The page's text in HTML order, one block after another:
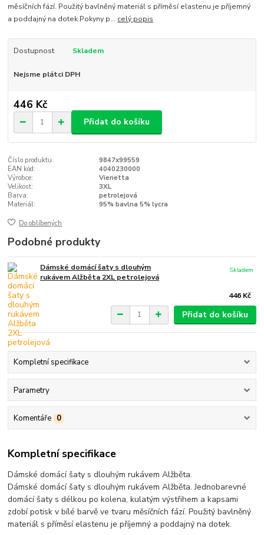
měsíčních fází. Použitý bavlněný materiál s příměsí elastenu je příjemný
a poddajný na dotek.Pokyny p... celý popis
Dostupnost Skladem
Nejsme plátci DPH
446 Kč
Přidat do košíku
Číslo produktu:
9847x99559
EAN kód:
4040230000
Výrobce:
Vienetta
Velikost:
3XL
Barva:
petrolejová
Materiál:
95% bavlna 5% lycra
Do oblíbených
Podobné produkty
Dámské domácí šaty s dlouhým
rukávem Alžběta 2XL petrolejová
446 Kč
Skladem
Přidat do košíku
Kompletní specifikace
Parametry
Komentáře 0
Kompletní specifikace
Dámské domácí šaty s dlouhým rukávem Alžběta.
Dámské domácí šaty s dlouhým rukávem Alžběta. Jednobarevné
domácí šaty s délkou po kolena, kulatým výstřihem a kapsami
zdobí potisk v bílé barvě ve tvaru měsíčních fází. Použitý bavlněný
materiál s příměsí elastenu je příjemný a poddajný na dotek.